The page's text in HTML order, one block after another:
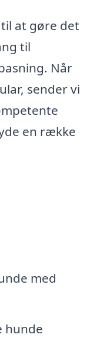
at gøre det
til
Når
sender vi
en række
med
hunde